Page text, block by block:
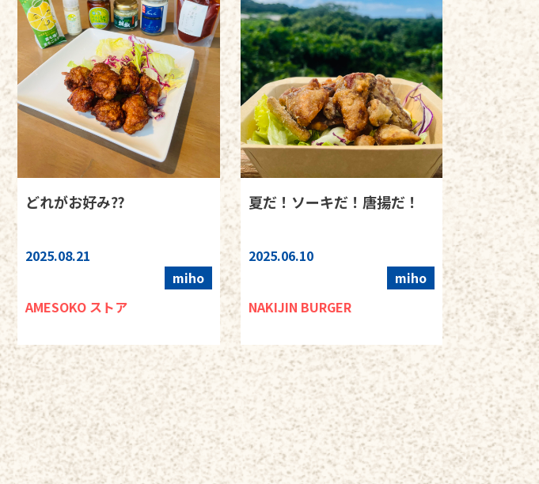
どれがお好み⁇
2025.08.21
miho
AMESOKO ストア
夏だ！ソーキだ！唐揚だ！
2025.06.10
miho
NAKIJIN BURGER